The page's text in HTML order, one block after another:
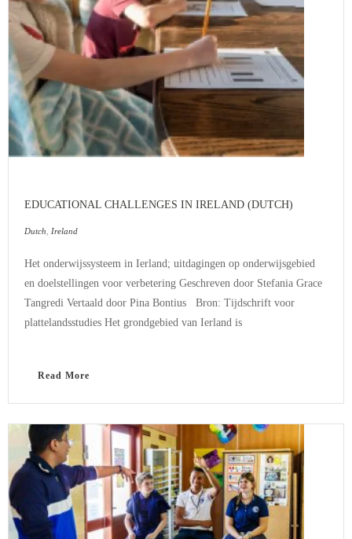
EDUCATIONAL CHALLENGES IN IRELAND (DUTCH)
Dutch Ireland
Het onderwijssysteem in Ierland; uitdagingen op onderwijsgebied
en doelstellingen voor verbetering Geschreven door Stefania Grace
Tangredi Vertaald door Pina Bontius Bron: Tijdschrift voor
plattelandsstudies Het grondgebied van Ierland is
Read More